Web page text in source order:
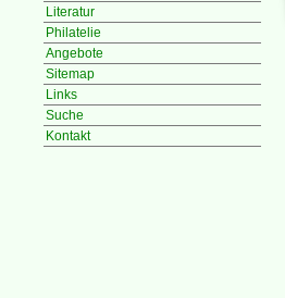
Literatur
Philatelie
Angebote
Sitemap
Links
Suche
Kontakt